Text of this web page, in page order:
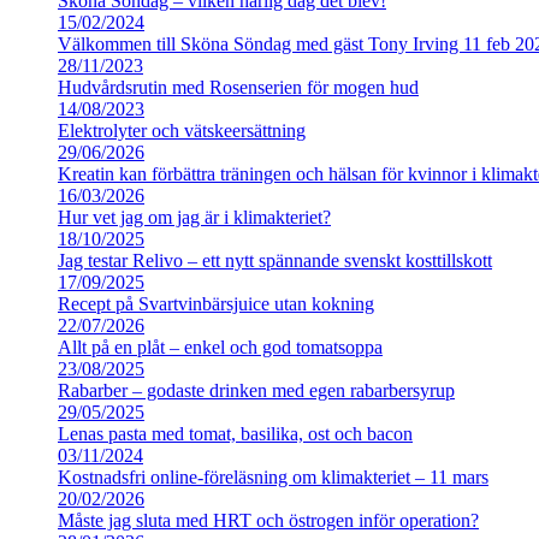
15/02/2024
Välkommen till Sköna Söndag med gäst Tony Irving 11 feb
28/11/2023
Hudvårdsrutin med Rosenserien för mogen hud
14/08/2023
Elektrolyter och vätskeersättning
29/06/2026
Kreatin kan förbättra träningen och hälsan för kvinnor i
16/03/2026
Hur vet jag om jag är i klimakteriet?
18/10/2025
Jag testar Relivo – ett nytt spännande svenskt kosttillskott
17/09/2025
Recept på Svartvinbärsjuice utan kokning
22/07/2026
Allt på en plåt – enkel och god tomatsoppa
23/08/2025
Rabarber – godaste drinken med egen rabarbersyrup
29/05/2025
Lenas pasta med tomat, basilika, ost och bacon
03/11/2024
Kostnadsfri online-föreläsning om klimakteriet – 11 mars
20/02/2026
Måste jag sluta med HRT och östrogen inför operation?